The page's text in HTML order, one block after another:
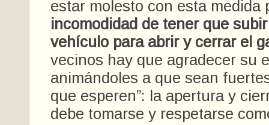
estar molesto con esta medida
incomodidad de tener que
vehículo para abrir y cerrar el
vecinos hay que agradecer su
animándoles a que sean
que esperen”: la apertura y
debe tomarse y respetarse